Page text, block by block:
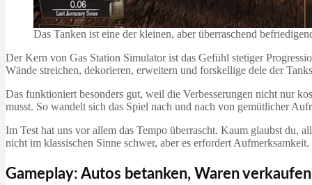
Das Tanken ist eine der kleinen, aber überraschend
Der Kern von Gas Station Simulator ist das Gefühl stetiger
Wände streichen, dekorieren, erweitern und forskellige dele der
Das funktioniert besonders gut, weil die Verbesserungen nicht nur
musst. So wandelt sich das Spiel nach und nach von gemütlicher
Im Test hat uns vor allem das Tempo überrascht. Kaum glaubst du,
nicht im klassischen Sinne schwer, aber es erfordert Aufmerksamkeit.
Gameplay: Autos betanken, Waren